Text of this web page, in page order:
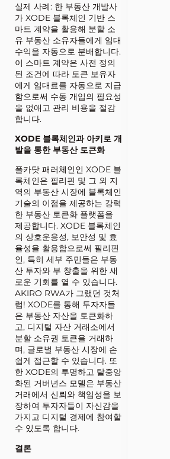
실제 사례: 한 부동산 개발사
가 XODE 블록체인 기반 스
마트 계약을 활용해 분할 소
유 부동산 소유자들에게 임대
수익을 자동으로 분배합니다.
이 스마트 계약은 사전 정의
된 조건에 따라 토큰 보유자
에게 임대료를 자동으로 지급
함으로써 수동 개입의 필요성
을 없애고 관리 비용을 절감
합니다.
XODE 블록체인과 아키로 개
발을 통한 부동산 토큰화
폴카닷 패러체인인 XODE 블
록체인은 필리핀 및 그 외 지
역의 부동산 시장에 블록체인
기술의 이점을 제공하는 강력
한 부동산 토큰화 플랫폼을
제공합니다. XODE 블록체인
의 상호운용성, 보안성 및 효
율성을 활용함으로써 필리핀
인, 특히 세부 주민들은 부동
산 투자와 부 창출을 위한 새
로운 기회를 열 수 있습니다.
AKIRO RWA가 그랬던 것처
럼! XODE를 통해 투자자들
은 부동산 자산을 토큰화하
고, 디지털 자산 거래소에서
분할 소유권 토큰을 거래하
며, 글로벌 부동산 시장에 손
쉽게 접근할 수 있습니다. 또
한 XODE의 투명하고 탈중앙
화된 거버넌스 모델은 부동산
거래에서 신뢰와 책임성을 보
장하여 투자자들이 자신감을
가지고 디지털 경제에 참여할
수 있도록 합니다.
결론